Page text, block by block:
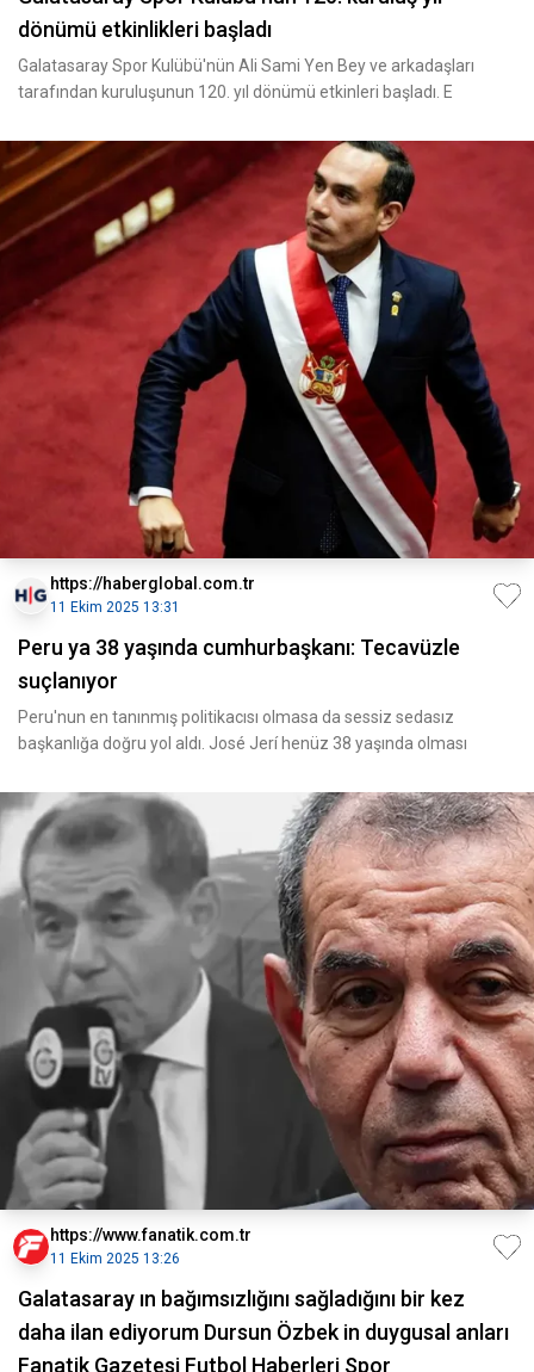
dönümü etkinlikleri başladı
Galatasaray Spor Kulübü'nün Ali Sami Yen Bey ve arkadaşları
tarafından kuruluşunun 120. yıl dönümü etkinleri başladı. E
https://haberglobal.com.tr
11 Ekim 2025 13:31
Peru ya 38 yaşında cumhurbaşkanı: Tecavüzle
suçlanıyor
Peru'nun en tanınmış politikacısı olmasa da sessiz sedasız
başkanlığa doğru yol aldı. José Jerí henüz 38 yaşında olması
https://www.fanatik.com.tr
11 Ekim 2025 13:26
Galatasaray ın bağımsızlığını sağladığını bir kez
daha ilan ediyorum Dursun Özbek in duygusal anları
Fanatik Gazetesi Futbol Haberleri Spor